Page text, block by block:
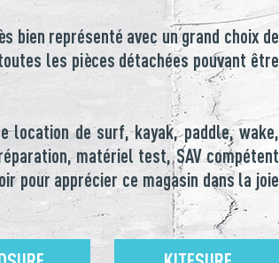
bien représenté avec un grand choix de
les pièces détachées pouvant être
location de surf, kayak, paddle, wake,
matériel test, SAV compétent
pour apprécier ce magasin dans la joie